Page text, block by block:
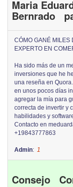
Maria
Bernrado
CÓMO GANÉ MILES
EXPERTO EN
Ha sido más de un
inversiones que he
una reseña en
en unos pocos días
agregar la mía para
correcta de invertir y
habilidades y
Contacto en
+19843777863
Admin: 1
Consejo